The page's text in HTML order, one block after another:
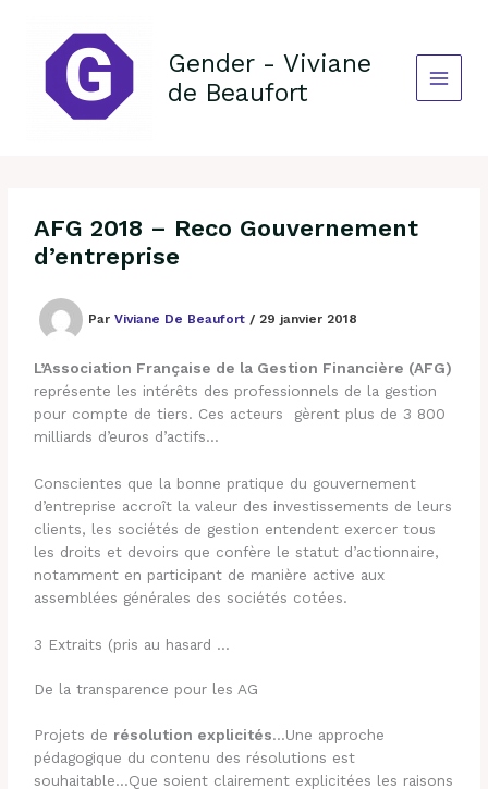
contenu
Gender - Viviane
de Beaufort
AFG 2018 – Reco Gouvernement
d’entreprise
ParViviane De Beaufort / 29 janvier 2018
L’Association Française de la Gestion Financière (AFG)
représente les intérêts des professionnels de la gestion
pour compte de tiers. Ces acteurs gèrent plus de 3 800
milliards d’euros d’actifs…
Conscientes que la bonne pratique du gouvernement
d’entreprise accroît la valeur des investissements de leurs
clients, les sociétés de gestion entendent exercer tous
les droits et devoirs que confère le statut d’actionnaire,
notamment en participant de manière active aux
assemblées générales des sociétés cotées.
3 Extraits (pris au hasard …
De la transparence pour les AG
Projets de résolution explicités…Une approche
pédagogique du contenu des résolutions est
souhaitable…Que soient clairement explicitées les raisons